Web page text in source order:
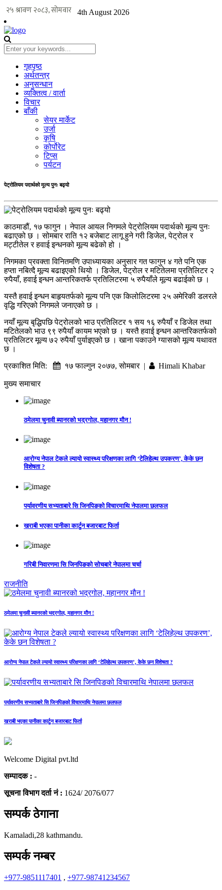
4th August 2026
गृहपृष्ठ
अर्थतन्त्र
अनुसन्धान
व्यक्तित्व / वार्ता
विचार
बाँकी
सेयर मार्केट
उर्जा
कृषि
कोर्पोरेट
टिप्स
पर्यटन
पेट्रोलियम पदार्थको मूल्य पुनः बढ्यो
काठमाडौं, १७ फागुन । नेपाल आयल निगमले पेट्रोलियम पदार्थको मूल्य पुनः
बढाएको छ । सोमबार राति १२ बजेबाट लागू हुने गरी डिजेल, पेट्रोल र
मट्टीतेल र हवाई इन्धनको मूल्य बढेको हो ।
निगमका प्रवक्ता विनितमणि उपाध्यायका अनुसार गत फागुन ४ गते पनि एक
हप्ता नबित्दै मूल्य बढाइएको थियो । डिजेल, पेट्रोल र मटितेलमा प्रतिलिटर २
रुपैयाँ, हवाई इन्धन आन्तरिकतर्फ प्रतिलिटरमा ५ रुपैयाँले मूल्य बढाईको छ ।
यस्तै हवाई इन्धन बाहृयतर्फको मूल्य पनि एक किलोलिटरमा २५ अमेरिकी डलरले
वृद्धि गरिएको निगमले जनाएको छ ।
नयाँ मूल्य बृद्धिपछि पेट्रोलको भाउ प्रतिलिटर १ सय १६ रुपैयाँ र डिजेल तथा
मटितेलको भाउ ९९ रुपैयाँ कायम भएको छ । यस्तै हवाई इन्धन आन्तरिकतर्फको
प्रतिलिटर मूल्य ७२ रुपैयाँ पुर्याइएको छ । खाना पकाउने ग्यासको मूल्य यथावत
छ ।
प्रकाशित मिति:
१७ फाल्गुन २०७७, सोमबार | Himali Khabar
मुख्य समाचार
ठमेलमा चुनावी ब्यानरको भद्रगोल, महानगर मौन !
आरोग्य नेपाल टेकले ल्यायो स्वास्थ्य परिक्षणका लागि ‘टेलिहेल्थ उपकरण’, केके छन
विशेषता ?
पर्यावरणीय सभ्यताबारे सि जिनपिङको विचारमाथि नेपालमा छलफल
खराबी भएका पानीका कार्टुन बजारबाट फिर्ता
गरिबी निवारणमा सि जिनपिङको सोचबारे नेपालमा चर्चा
राजनीति
ठमेलमा चुनावी ब्यानरको भद्रगोल, महानगर मौन !
आरोग्य नेपाल टेकले ल्यायो स्वास्थ्य परिक्षणका लागि ‘टेलिहेल्थ उपकरण’, केके छन विशेषता ?
पर्यावरणीय सभ्यताबारे सि जिनपिङको विचारमाथि नेपालमा छलफल
खराबी भएका पानीका कार्टुन बजारबाट फिर्ता
Welcome Digital pvt.ltd
सम्पादक : -
सूचना विभाग दर्ता नं : 1624/ 2076/077
सम्पर्क ठेगाना
Kamaladi,28 kathmandu.
सम्पर्क नम्बर
+977-9851117401 , +977-98741234567